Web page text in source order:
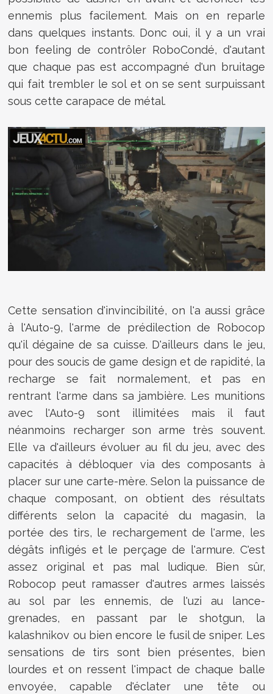
ennemis plus facilement. Mais on en reparle
dans quelques instants. Donc oui, il y a un vrai
bon feeling de contrôler RoboCondé, d'autant
que chaque pas est accompagné d'un bruitage
qui fait trembler le sol et on se sent surpuissant
sous cette carapace de métal.
Cette sensation d'invincibilité, on l'a aussi grâce
à l'Auto-9, l'arme de prédilection de Robocop
qu'il dégaine de sa cuisse. D'ailleurs dans le jeu,
pour des soucis de game design et de rapidité, la
recharge se fait normalement, et pas en
rentrant l'arme dans sa jambière. Les munitions
avec l'Auto-9 sont illimitées mais il faut
néanmoins recharger son arme très souvent.
Elle va d'ailleurs évoluer au fil du jeu, avec des
capacités à débloquer via des composants à
placer sur une carte-mère. Selon la puissance de
chaque composant, on obtient des résultats
différents selon la capacité du magasin, la
portée des tirs, le rechargement de l'arme, les
dégâts infligés et le perçage de l'armure. C'est
assez original et pas mal ludique. Bien sûr,
Robocop peut ramasser d'autres armes laissés
au sol par les ennemis, de l'uzi au lance-
grenades, en passant par le shotgun, la
kalashnikov ou bien encore le fusil de sniper. Les
sensations de tirs sont bien présentes, bien
lourdes et on ressent l'impact de chaque balle
envoyée, capable d'éclater une tête ou